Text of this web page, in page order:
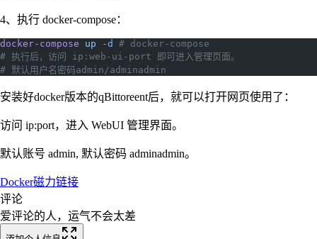
4、执行 docker-compose：
docker-compose up -d
# docker-compose
# 执行后，访问 ip:web-ui-port 即可进入管理页面。
# 默认用户名密码admin/adminadmin
安装好docker版本的qBittoreent后，就可以打开网页使用了：
访问 ip:port，进入 WebUI 管理界面。
默认账号 admin, 默认密码 adminadmin。
Docker磁力链接
评论
爱评论的人，运气不会太差